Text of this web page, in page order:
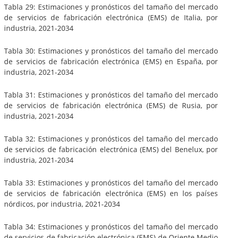
Tabla 29: Estimaciones y pronósticos del tamaño del mercado
de servicios de fabricación electrónica (EMS) de Italia, por
industria, 2021-2034
Tabla 30: Estimaciones y pronósticos del tamaño del mercado
de servicios de fabricación electrónica (EMS) en España, por
industria, 2021-2034
Tabla 31: Estimaciones y pronósticos del tamaño del mercado
de servicios de fabricación electrónica (EMS) de Rusia, por
industria, 2021-2034
Tabla 32: Estimaciones y pronósticos del tamaño del mercado
de servicios de fabricación electrónica (EMS) del Benelux, por
industria, 2021-2034
Tabla 33: Estimaciones y pronósticos del tamaño del mercado
de servicios de fabricación electrónica (EMS) en los países
nórdicos, por industria, 2021-2034
Tabla 34: Estimaciones y pronósticos del tamaño del mercado